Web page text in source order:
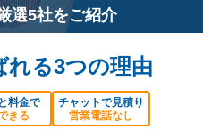
選5社をご紹介
れる3つの理由
料金で
きる
チャットで見積り
営業電話なし